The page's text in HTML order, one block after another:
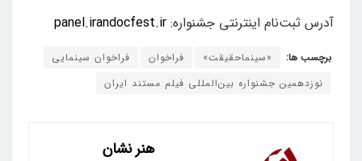
آدرس ثبت‌نام اینترنتی جشنواره: panel.irandocfest.ir
برچسب ها: «سینماحقیقت» فراخوان
فراخوان سینمایی
نوزدهمین جشنواره بین‌المللی فیلم مستند ایران
هنر نشان